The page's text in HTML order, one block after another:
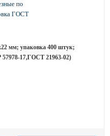
мм; упаковка 400 штук;
17,ГОСТ 21963-02)